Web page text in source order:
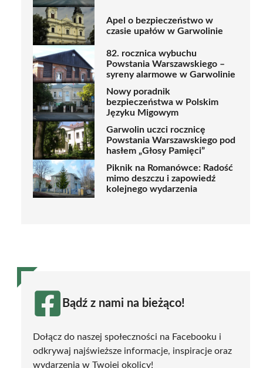
Apel o bezpieczeństwo w
czasie upałów w Garwolinie
82. rocznica wybuchu
Powstania Warszawskiego –
syreny alarmowe w Garwolinie
Nowy poradnik
bezpieczeństwa w Polskim
Języku Migowym
Garwolin uczci rocznicę
Powstania Warszawskiego pod
hasłem „Głosy Pamięci”
Piknik na Romanówce: Radość
mimo deszczu i zapowiedź
kolejnego wydarzenia
Bądź z nami na bieżąco!
Dołącz do naszej społeczności na Facebooku i
odkrywaj najświeższe informacje, inspiracje oraz
wydarzenia w Twojej okolicy!